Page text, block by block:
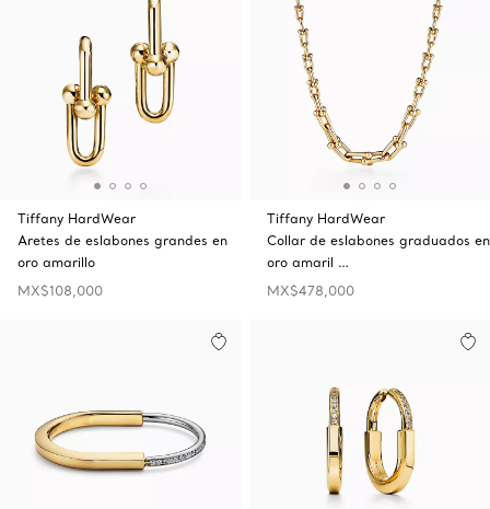
Tiffany HardWear
Aretes de eslabones grandes en
oro amarillo
MX$108,000
Tiffany HardWear
Collar de eslabones graduados en
oro amaril …
MX$478,000